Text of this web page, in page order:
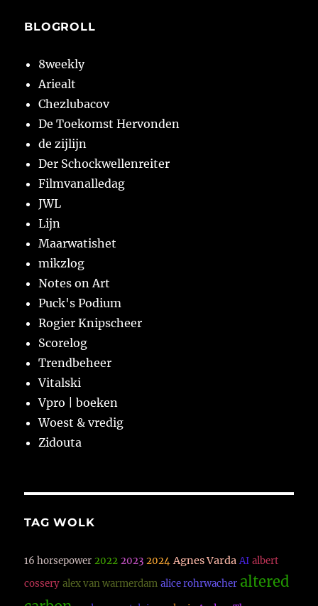
BLOGROLL
8weekly
Ariealt
Chezlubacov
De Toekomst Hervonden
de zijlijn
Der Schockwellenreiter
Filmvanalledag
JWL
Lijn
Maarwatishet
mikzlog
Notes on Art
Puck's Podium
Rogier Knipscheer
Scorelog
Trendbeheer
Vitalski
Vpro | boeken
Woest & vredig
Zidouta
TAG WOLK
16 horsepower 2022 2023 2024 Agnes Varda AI albert
cossery alex van warmerdam alice rohrwacher altered